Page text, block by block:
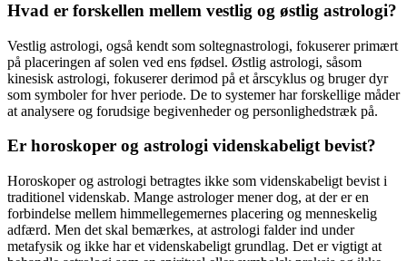
Hvad er forskellen mellem vestlig og østlig astrologi?
Vestlig astrologi, også kendt som soltegnastrologi, fokuserer primært
på placeringen af solen ved ens fødsel. Østlig astrologi, såsom
kinesisk astrologi, fokuserer derimod på et årscyklus og bruger dyr
som symboler for hver periode. De to systemer har forskellige måder
at analysere og forudsige begivenheder og personlighedstræk på.
Er horoskoper og astrologi videnskabeligt bevist?
Horoskoper og astrologi betragtes ikke som videnskabeligt bevist i
traditionel videnskab. Mange astrologer mener dog, at der er en
forbindelse mellem himmellegemernes placering og menneskelig
adfærd. Men det skal bemærkes, at astrologi falder ind under
metafysik og ikke har et videnskabeligt grundlag. Det er vigtigt at